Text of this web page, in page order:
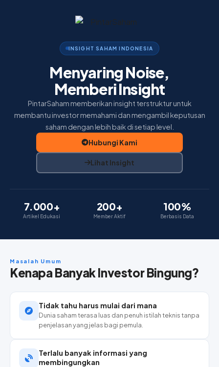
Membership
Tentang Kami
INSIGHT SAHAM INDONESIA
Menyaring Noise,
Memberi Insight
PintarSaham memberikan insight terstruktur untuk
membantu investor memahami dan mengambil keputusan
saham dengan lebih baik di setiap level.
Hubungi Kami
Lihat Insight
7.000+
Artikel Edukasi
200+
Member Aktif
100%
Berbasis Data
Masalah Umum
Kenapa Banyak Investor Bingung?
Tidak tahu harus mulai dari mana
Dunia saham terasa luas dan penuh istilah teknis tanpa
penjelasan yang jelas bagi pemula.
Terlalu banyak informasi yang
membingungkan